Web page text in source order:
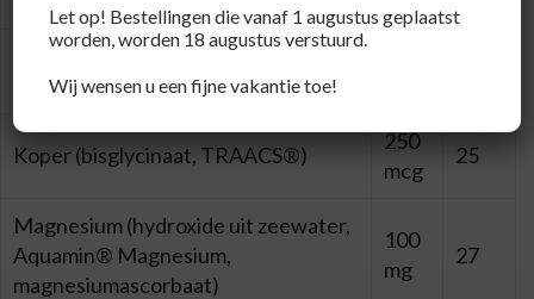
Koper (bisglycinaat, TRAACS®)
250
mcg
25
Magnesium (hydroxide uit zeewater,
Aquamin® Magnesium,
magnesiumascorbaat)
100
mg
27
Let op! Bestellingen die vanaf 1 augustus geplaatst
worden, worden 18 augustus verstuurd.
Wij wensen u een fijne vakantie toe!